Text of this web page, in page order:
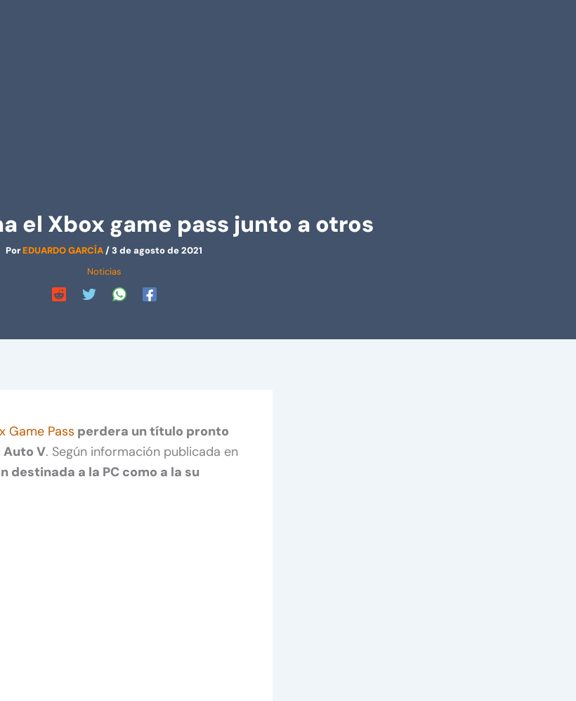
el Xbox game pass junto a otros
PorEDUARDO GARCÍA/3 de agosto de 2021
Noticias
Game Pass perdera un título pronto
Auto V. Según información publicada en
destinada a la PC como a la su